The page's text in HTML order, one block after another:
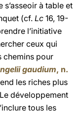
s’asseoir à table et
(cf. Lc 16, 19-
l’initiative
ceux qui
chemins pour
gaudium, n.
les riches plus
développement
tous les